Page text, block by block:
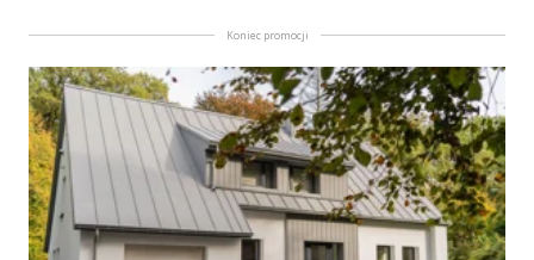
Koniec promocji